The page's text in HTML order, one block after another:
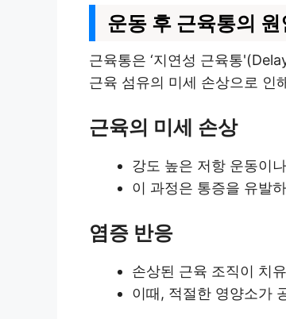
운동 후 근육통의 원
근육통은 ‘지연성 근육통
근육 섬유의 미세 손상으로 인
근육의 미세 손상
강도 높은 저항 운동이
이 과정은 통증을 유발
염증 반응
손상된 근육 조직이 치
이때, 적절한 영양소가